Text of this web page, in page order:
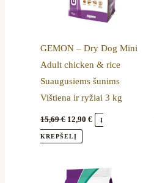
GEMON – Dry Dog Mini
Adult chicken & rice
Suaugusiems šunims
Vištiena ir ryžiai 3 kg
15,69€ 12,90€ Į
KREPŠELĮ